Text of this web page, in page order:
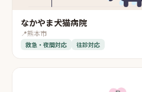
なかやま犬猫病院
📍熊本市
救急・夜間対応 往診対応